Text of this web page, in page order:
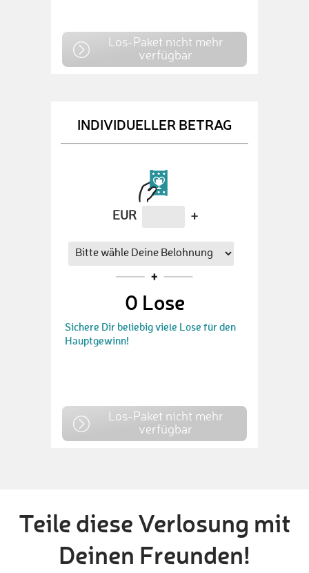
Los-Paket nicht mehr
verfügbar
INDIVIDUELLER BETRAG
EUR +
0 Lose
Sichere Dir beliebig viele Lose für den
Hauptgewinn!
Los-Paket nicht mehr
verfügbar
Teile diese Verlosung mit
Deinen Freunden!